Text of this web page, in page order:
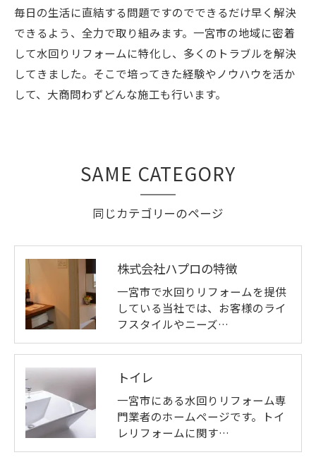
毎日の生活に直結する問題ですのでできるだけ早く解決
できるよう、全力で取り組みます。一宮市の地域に密着
して水回りリフォームに特化し、多くのトラブルを解決
してきました。そこで培ってきた経験やノウハウを活か
して、大商問わずどんな施工も行います。
同じカテゴリーのページ
SAME CATEGORY
株式会社ハプロの特徴
一宮市で水回りリフォームを提供
している当社では、お客様のライ
フスタイルやニーズ…
トイレ
一宮市にある水回りリフォーム専
門業者のホームページです。トイ
レリフォームに関す…